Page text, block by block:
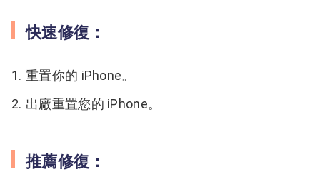
快速修復：
重置你的 iPhone。
出廠重置您的 iPhone。
推薦修復：